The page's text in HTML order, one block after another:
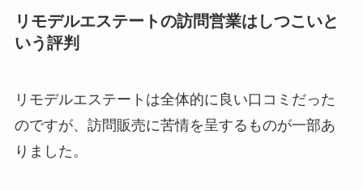
リモデルエステートの訪問営業はしつこいと
いう評判
リモデルエステートは全体的に良い口コミだった
のですが、訪問販売に苦情を呈するものが一部あ
りました。